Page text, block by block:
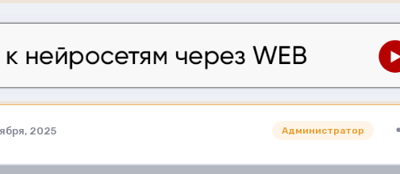
Администратор
2025